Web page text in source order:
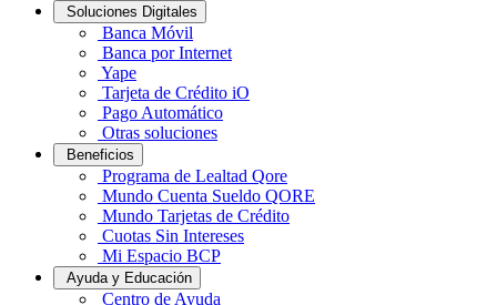
Soluciones Digitales
Banca Móvil
Banca por Internet
Yape
Tarjeta de Crédito iO
Pago Automático
Otras soluciones
Beneficios
Programa de Lealtad Qore
Mundo Cuenta Sueldo QORE
Mundo Tarjetas de Crédito
Cuotas Sin Intereses
Mi Espacio BCP
Ayuda y Educación
Centro de Ayuda